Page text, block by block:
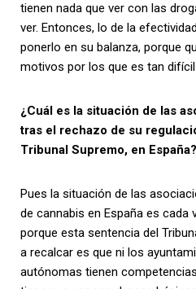
tienen nada que ver con las
ver. Entonces, lo de la
ponerlo en su balanza, porque
motivos por los que es tan difícil
¿Cuál es la situación de las
tras el rechazo de su
Tribunal Supremo, en España?
Pues la situación de las
de cannabis en España es cada
porque esta sentencia del
a recalcar es que ni los
autónomas tienen